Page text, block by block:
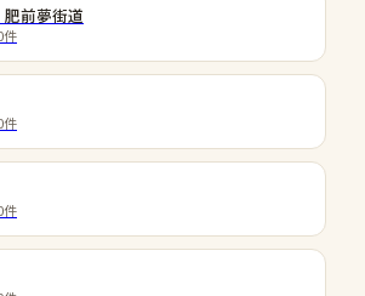
前夢街道
件
件
件